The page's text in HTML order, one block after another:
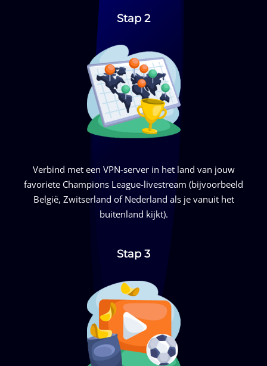
Stap 2
Verbind met een VPN-server in het land van jouw
favoriete Champions League-livestream (bijvoorbeeld
België, Zwitserland of Nederland als je vanuit het
buitenland kijkt).
Stap 3